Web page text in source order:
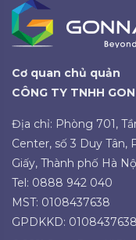
Cơ quan chủ quản
CÔNG TY TNHH
Địa chỉ: Phòng 701,
Center, số 3 Duy Tân,
Giấy, Thành phố Hà
Tel: 0888 942 040
MST: 0108437638
GPDKKD: